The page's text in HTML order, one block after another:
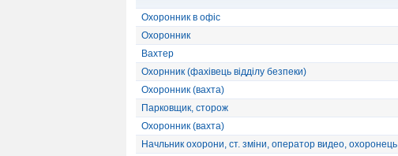
Охоронник в офіс
Охоронник
Вахтер
Охорнник (фахівець відділу безпеки)
Охоронник (вахта)
Парковщик, сторож
Охоронник (вахта)
Начльник охорони, ст. зміни, оператор видео, охоронець